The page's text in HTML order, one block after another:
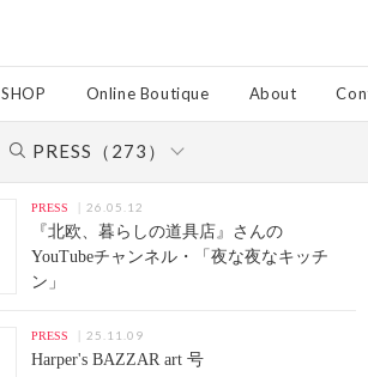
SHOP Online Boutique About
PRESS（273）
PRESS 26.05.12
『北欧、暮らしの道具店』さんの
YouTubeチャンネル・「夜な夜なキッチ
ン」
PRESS 25.11.09
Harper's BAZZAR art 号